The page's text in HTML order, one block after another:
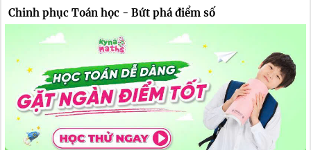
Chinh phục Toán học - Bứt phá điểm số